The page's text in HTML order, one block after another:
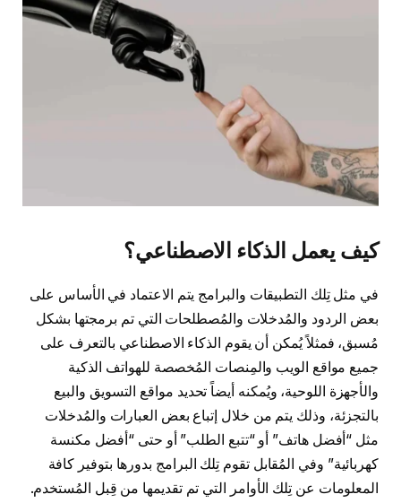
كيف يعمل الذكاء الاصطناعي؟
في مثل تِلك التطبيقات والبرامج يتم الاعتماد في الأساس على
بعض الردود والمُدخلات والمُصطلحات التي تم برمجتها بشكل
مُسبق، فمثلاً يُمكن أن يقوم الذكاء الاصطناعي بالتعرف على
جميع مواقع الويب والمِنصات المُخصصة للهواتف الذكية
والأجهزة اللوحية، ويُمكنه أيضاً تحديد مواقع التسويق والبيع
بالتجزئة، وذلك يتم من خلال إتباع بعض العبارات والمُدخلات
مثل “أفضل هاتف” أو “تتبع الطلب” أو حتى “أفضل مكنسة
كهربائية” وفي المُقابل تقوم تِلك البرامج بدورها بتوفير كافة
المعلومات عن تِلك الأوامر التي تم تقديمها من قِبل المُستخدم.